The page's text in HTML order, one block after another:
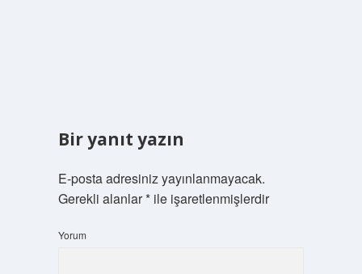
Bir yanıt yazın
E-posta adresiniz yayınlanmayacak.
Gerekli alanlar*ile işaretlenmişlerdir
Yorum